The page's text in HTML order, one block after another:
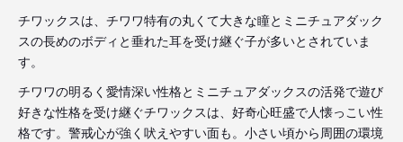
チワックスは、チワワ特有の丸くて大きな瞳とミニチュアダック
スの長めのボディと垂れた耳を受け継ぐ子が多いとされていま
す。
チワワの明るく愛情深い性格とミニチュアダックスの活発で遊び
好きな性格を受け継ぐチワックスは、好奇心旺盛で人懐っこい性
格です。警戒心が強く吠えやすい面も。小さい頃から周囲の環境